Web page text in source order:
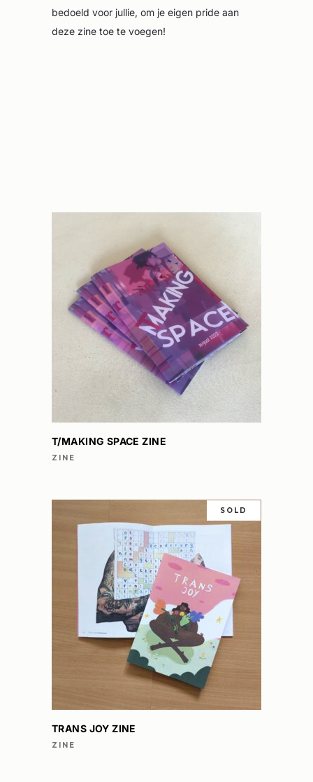
bedoeld voor jullie, om je eigen pride aan
deze zine toe te voegen!
LEES VERDER
T/MAKING SPACE ZINE
ZINE
SOLD
LEES VERDER
TRANS JOY ZINE
ZINE